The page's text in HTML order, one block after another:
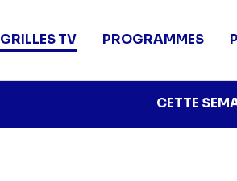
navigation
GRILLES TV
CETTE
PROGRAMMES